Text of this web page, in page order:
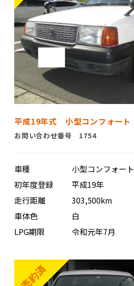
平成19年式 小型コンフォート
お問い合わせ番号 1754
車種
小型コンフォート
初年度登録
平成19年
走行距離
303,500km
車体色
白
LPG期限
令和元年7月